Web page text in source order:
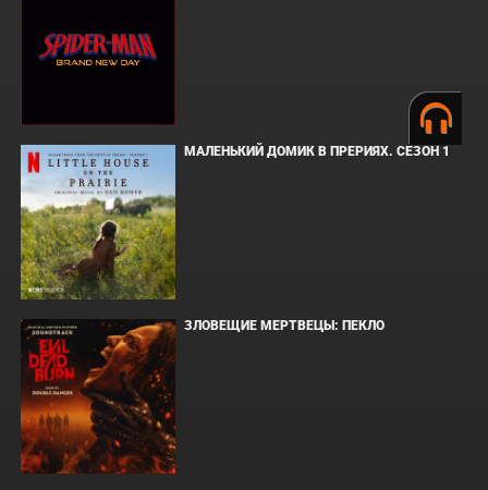
МАЛЕНЬКИЙ ДОМИК В ПРЕРИЯХ. СЕЗОН 1
ЗЛОВЕЩИЕ МЕРТВЕЦЫ: ПЕКЛО